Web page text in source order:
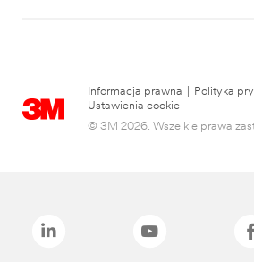
Informacja prawna Polityka
Ustawienia cookie
© 3M 2026. Wszelkie prawa